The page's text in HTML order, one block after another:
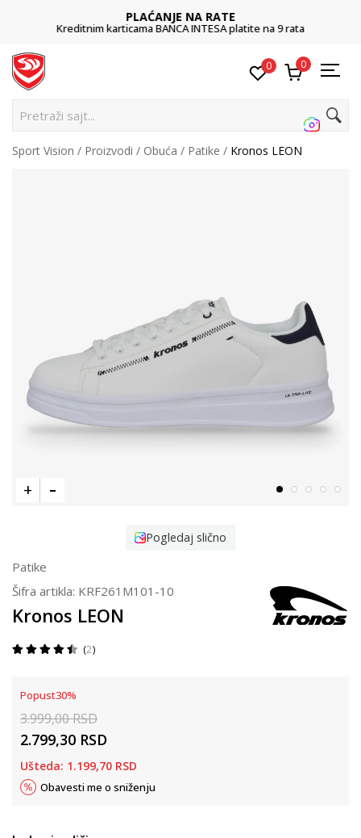
PLAĆANJE NA RATE
Kreditnim karticama BANCA INTESA platite na 9 rata
0 0
Pretraži sajt...
Sport Vision Proizvodi Obuća Patike Kronos LEON
Pogledaj slično
Patike
Šifra artikla: KRF261M101-10
Kronos LEON
2
Popust30%
3.999,00RSD
2.799,30 RSD
Ušteda: 1.199,70 RSD
Obavesti me o sniženju